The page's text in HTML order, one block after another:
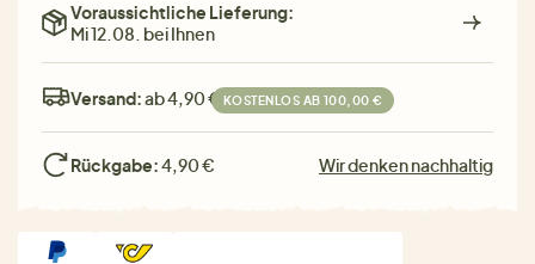
Voraussichtliche Lieferung:
Mi 12.08. bei Ihnen
Versand:ab 4,90 € KOSTENLOS AB 100,00 €
Rückgabe:4,90 € Wir denken nachhaltig